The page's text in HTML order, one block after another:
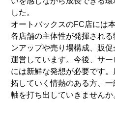
した。
オートバックスのFC店には
各店舗の主体性が発揮され
ンアップや売り場構成、販
運営しています。今後、サ
には新鮮な発想が必要です
拓していく情熱のある方、
軸を打ち出していきませんか